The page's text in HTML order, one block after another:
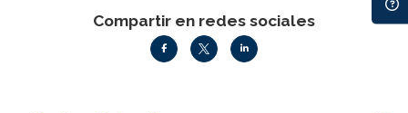
Compartir en redes sociales